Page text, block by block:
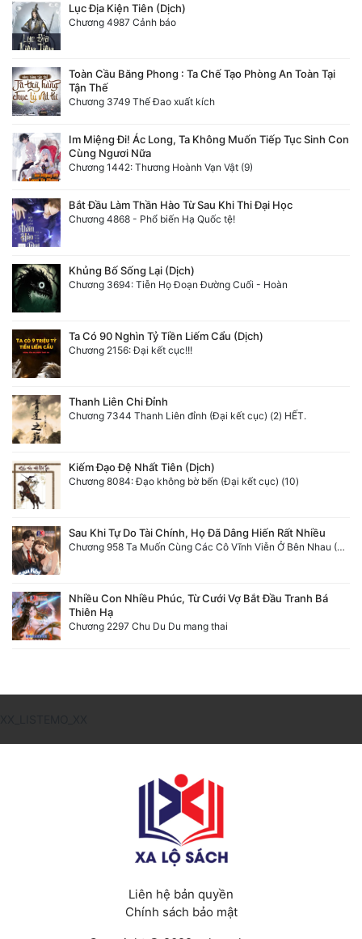
Lục Địa Kiện Tiên (Dịch)
Chương 4987 Cảnh báo
Toàn Cầu Băng Phong : Ta Chế Tạo Phòng An Toàn Tại
Tận Thế
Chương 3749 Thế Đao xuất kích
Im Miệng Đi! Ác Long, Ta Không Muốn Tiếp Tục Sinh Con
Cùng Ngươi Nữa
Chương 1442: Thương Hoành Vạn Vật (9)
Bắt Đầu Làm Thần Hào Từ Sau Khi Thi Đại Học
Chương 4868 - Phổ biến Hạ Quốc tệ!
Khủng Bố Sống Lại (Dịch)
Chương 3694: Tiễn Họ Đoạn Đường Cuối - Hoàn
Ta Có 90 Nghìn Tỷ Tiền Liếm Cẩu (Dịch)
Chương 2156: Đại kết cục!!!
Thanh Liên Chi Đỉnh
Chương 7344 Thanh Liên đỉnh (Đại kết cục) (2) HẾT.
Kiếm Đạo Đệ Nhất Tiên (Dịch)
Chương 8084: Đạo không bờ bến (Đại kết cục) (10)
Sau Khi Tự Do Tài Chính, Họ Đã Dâng Hiến Rất Nhiều
Chương 958 Ta Muốn Cùng Các Cô Vĩnh Viễn Ở Bên Nhau (2) Hết
Nhiều Con Nhiều Phúc, Từ Cưới Vợ Bắt Đầu Tranh Bá
Thiên Hạ
Chương 2297 Chu Du Du mang thai
Liên hệ bản quyền
Chính sách bảo mật